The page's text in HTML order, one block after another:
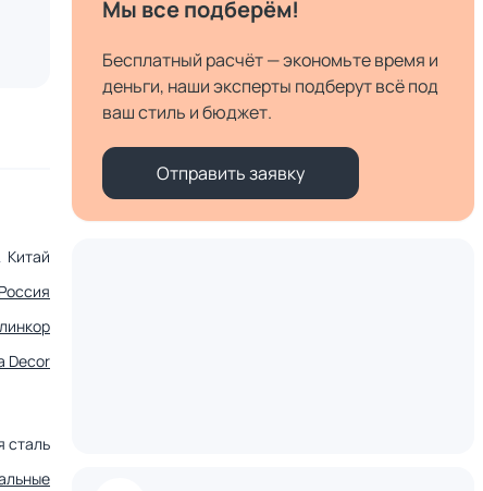
Китай
Россия
Decor
сталь
Мы все подберём!
Бесплатный расчёт — экономьте время и
деньги, наши эксперты подберут всё под
ваш стиль и бюджет.
Отправить заявку